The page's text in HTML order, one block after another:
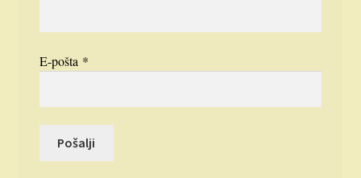
E-pošta *